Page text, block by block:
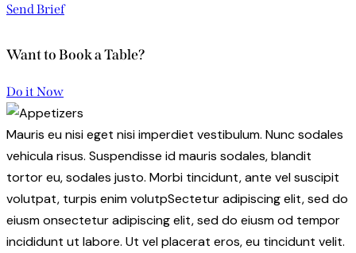
Send Brief
Want to Book a Table?
Do it Now
Mauris eu nisi eget nisi imperdiet vestibulum. Nunc sodales
vehicula risus. Suspendisse id mauris sodales, blandit
tortor eu, sodales justo. Morbi tincidunt, ante vel suscipit
volutpat, turpis enim volutpSectetur adipiscing elit, sed do
eiusm onsectetur adipiscing elit, sed do eiusm od tempor
incididunt ut labore. Ut vel placerat eros, eu tincidunt velit.